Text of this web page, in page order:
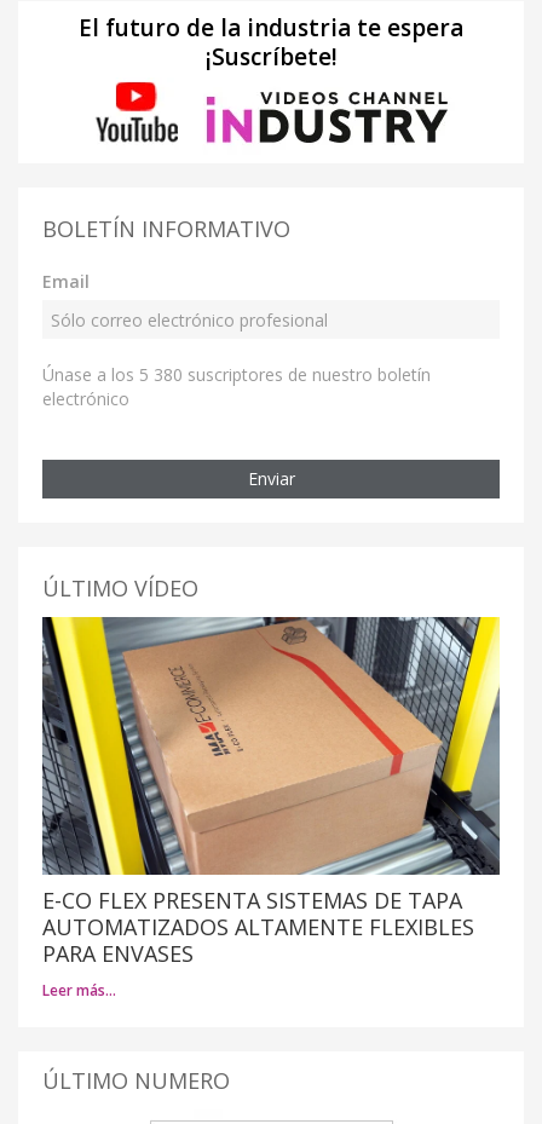
El futuro de la industria te espera
¡Suscríbete!
BOLETÍN INFORMATIVO
Email
Únase a los 5 380 suscriptores de nuestro boletín
electrónico
Enviar
ÚLTIMO VÍDEO
E-CO FLEX PRESENTA SISTEMAS DE TAPA
AUTOMATIZADOS ALTAMENTE FLEXIBLES
PARA ENVASES
Leer más…
ÚLTIMO NUMERO